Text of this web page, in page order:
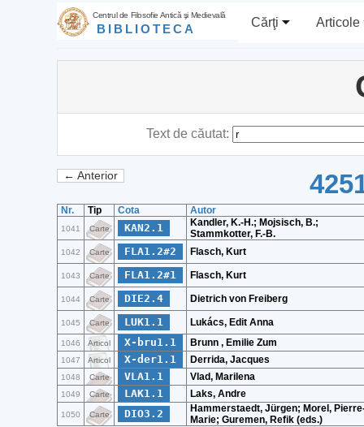
Centrul de Filosofie Antică şi Medievală
BIBLIOTECA Cărţi Articole
Text de căutat:
← Anterior
Nr. Tip Cota Autor
1041 Carte KAN2.1
Kandler, K.-H.; Mojsisch, B.;
Stammkotter, F.-B.
1042 Carte FLA1.2#2 Flasch, Kurt
1043 Carte FLA1.2#1 Flasch, Kurt
1044 Carte DIE2.4 Dietrich von Freiberg
1045 Carte LUK1.1 Lukács, Edit Anna
1046 Articol X-bru1.1 Brunn , Emilie Zum
1047 Articol X-der1.1 Derrida, Jacques
1048 Carte VLA1.1 Vlad, Marilena
1049 Carte LAK1.1 Laks, Andre
1050 Carte DIO3.2
Hammerstaedt, Jürgen; Morel,
Marie; Guremen, Refik (eds.)